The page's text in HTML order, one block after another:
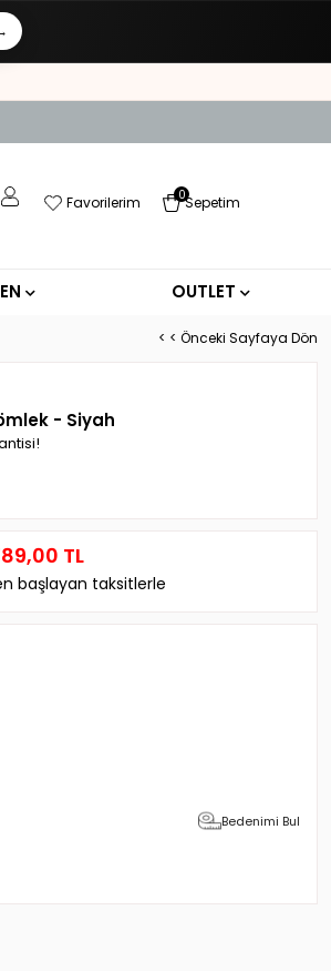
Sepetim
0
Favorilerim
OUTLET
< < Önceki Sayfaya Dön
- Siyah
TL
başlayan taksitlerle
Bedenimi Bul